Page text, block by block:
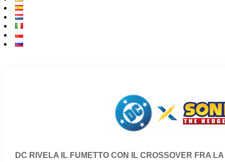
DC RIVELA IL FUMETTO CON IL CROSSOVER FRA LA